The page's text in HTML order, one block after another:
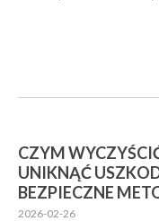
CZYM
UNIKNĄĆ
BEZPIECZNE
2026-02-26